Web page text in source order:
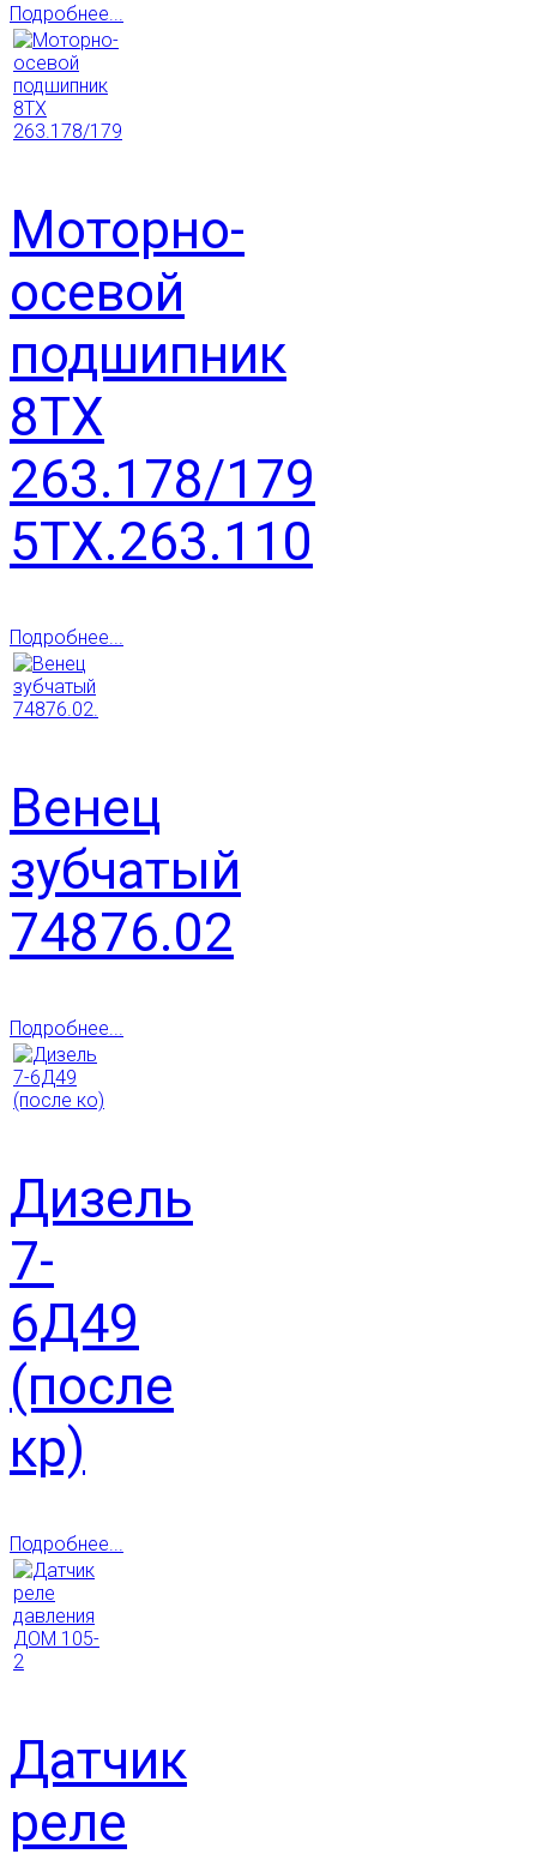
Подробнее...
Моторно-
осевой
подшипник
8ТХ
263.178/179
5ТХ.263.110
Подробнее...
Венец
зубчатый
74876.02
Подробнее...
Дизель
7-
6Д49
(после
кр)
Подробнее...
Датчик
реле